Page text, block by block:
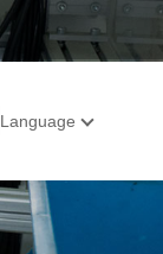
Language